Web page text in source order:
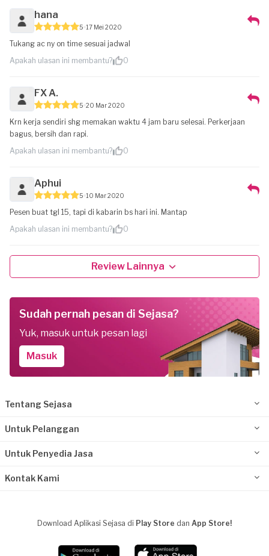
hana
5 17 Mei 2020
Tukang ac ny on time sesuai jadwal
Apakah ulasan ini membantu?
0
FX A.
5 20 Mar 2020
Krn kerja sendiri shg memakan waktu 4 jam baru selesai. Perkerjaan
bagus, bersih dan rapi.
Apakah ulasan ini membantu?
0
Aphui
5 10 Mar 2020
Pesen buat tgl 15, tapi di kabarin bs hari ini. Mantap
Apakah ulasan ini membantu?
0
Review Lainnya
Sudah pernah pesan di Sejasa?
Yuk, masuk untuk pesan lagi
Masuk
Tentang Sejasa
Untuk Pelanggan
Untuk Penyedia Jasa
Kontak Kami
Download Aplikasi Sejasa di Play Store dan App Store!